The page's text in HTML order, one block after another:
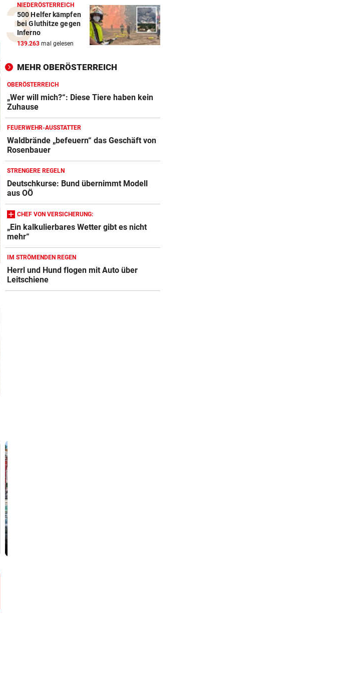
NIEDERÖSTERREICH
500 Helfer kämpfen
bei Gluthitze gegen
Inferno
139.263 mal gelesen
MEHR OBERÖSTERREICH
OBERÖSTERREICH
„Wer will mich?“: Diese Tiere haben kein
Zuhause
FEUERWEHR-AUSSTATTER
Waldbrände „befeuern“ das Geschäft von
Rosenbauer
STRENGERE REGELN
Deutschkurse: Bund übernimmt Modell
aus OÖ
CHEF VON VERSICHERUNG:
„Ein kalkulierbares Wetter gibt es nicht
mehr“
IM STRÖMENDEN REGEN
Herrl und Hund flogen mit Auto über
Leitschiene